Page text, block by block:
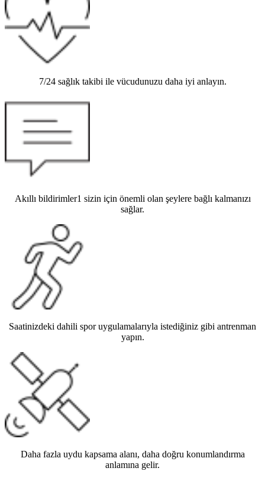
7/24 sağlık takibi ile vücudunuzu daha iyi anlayın.
Akıllı bildirimler1 sizin için önemli olan şeylere bağlı kalmanızı
sağlar.
Saatinizdeki dahili spor uygulamalarıyla istediğiniz gibi antrenman
yapın.
Daha fazla uydu kapsama alanı, daha doğru konumlandırma
anlamına gelir.